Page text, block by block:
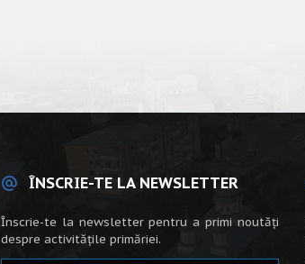
ÎNSCRIE-TE LA NEWSLETTER
Înscrie-te la newsletter pentru a primi noutăți
despre activitățile primăriei.